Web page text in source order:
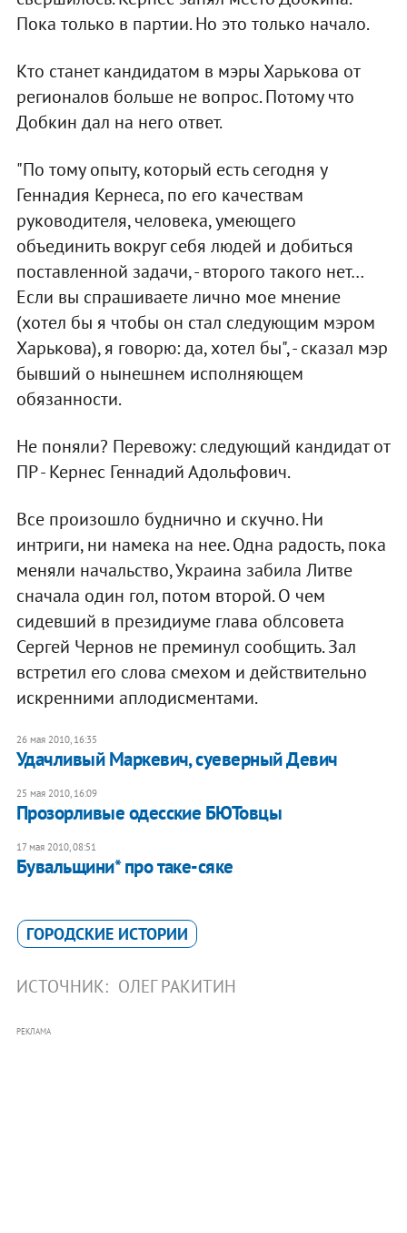
Пока только в партии. Но это только начало.
Кто станет кандидатом в мэры Харькова от
регионалов больше не вопрос. Потому что
Добкин дал на него ответ.
"По тому опыту, который есть сегодня у
Геннадия Кернеса, по его качествам
руководителя, человека, умеющего
объединить вокруг себя людей и добиться
поставленной задачи, - второго такого нет…
Если вы спрашиваете лично мое мнение
(хотел бы я чтобы он стал следующим мэром
Харькова), я говорю: да, хотел бы", - сказал мэр
бывший о нынешнем исполняющем
обязанности.
Не поняли? Перевожу: следующий кандидат от
ПР - Кернес Геннадий Адольфович.
Все произошло буднично и скучно. Ни
интриги, ни намека на нее. Одна радость, пока
меняли начальство, Украина забила Литве
сначала один гол, потом второй. О чем
сидевший в президиуме глава облсовета
Сергей Чернов не преминул сообщить. Зал
встретил его слова смехом и действительно
искренними аплодисментами.
26 мая 2010, 16:35
Удачливый Маркевич, суеверный Девич
25 мая 2010, 16:09
Прозорливые одесские БЮТовцы
17 мая 2010, 08:51
Бувальщини* про таке-сяке
ГОРОДСКИЕ ИСТОРИИ
ИСТОЧНИК: ОЛЕГ РАКИТИН
РЕКЛАМА